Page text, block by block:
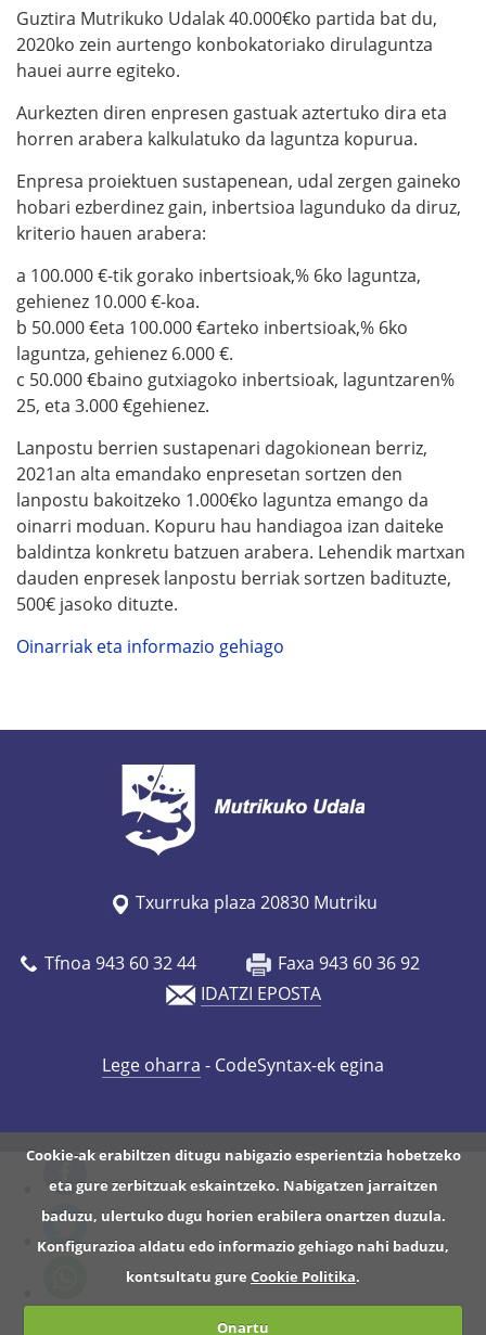
Cookie-ak erabiltzen ditugu nabigazio esperientzia hobetzeko
eta gure zerbitzuak eskaintzeko. Nabigatzen jarraitzen
baduzu, ulertuko dugu horien erabilera onartzen duzula.
Konfigurazioa aldatu edo informazio gehiago nahi baduzu,
kontsultatu gure Cookie Politika.
Onartu
Guztira Mutrikuko Udalak 40.000€ko partida bat du,
2020ko zein aurtengo konbokatoriako dirulaguntza
hauei aurre egiteko.
Aurkezten diren enpresen gastuak aztertuko dira eta
horren arabera kalkulatuko da laguntza kopurua.
Enpresa proiektuen sustapenean, udal zergen gaineko
hobari ezberdinez gain, inbertsioa lagunduko da diruz,
kriterio hauen arabera:
a 100.000 €-tik gorako inbertsioak,% 6ko laguntza,
gehienez 10.000 €-koa.
b 50.000 €eta 100.000 €arteko inbertsioak,% 6ko
laguntza, gehienez 6.000 €.
c 50.000 €baino gutxiagoko inbertsioak, laguntzaren%
25, eta 3.000 €gehienez.
Lanpostu berrien sustapenari dagokionean berriz,
2021an alta emandako enpresetan sortzen den
lanpostu bakoitzeko 1.000€ko laguntza emango da
oinarri moduan. Kopuru hau handiagoa izan daiteke
baldintza konkretu batzuen arabera. Lehendik martxan
dauden enpresek lanpostu berriak sortzen badituzte,
500€ jasoko dituzte.
Oinarriak eta informazio gehiago
Txurruka plaza 20830 Mutriku
Tfnoa 943 60 32 44
Faxa 943 60 36 92
IDATZI EPOSTA
Lege oharra - CodeSyntax-ek egina